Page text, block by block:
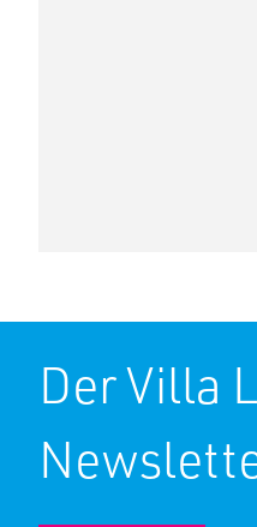
Der Villa